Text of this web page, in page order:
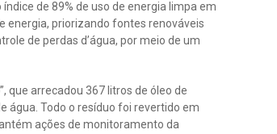
de 89% de uso de energia limpa em
energia, priorizando fontes renováveis
de perdas d’água, por meio de um
que arrecadou 367 litros de óleo de
água. Todo o resíduo foi revertido em
ações de monitoramento da